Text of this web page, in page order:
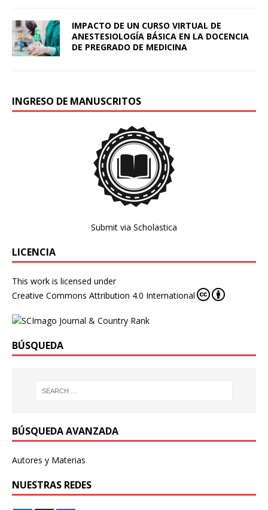
IMPACTO DE UN CURSO VIRTUAL DE
ANESTESIOLOGÍA BÁSICA EN LA DOCENCIA
DE PREGRADO DE MEDICINA
INGRESO DE MANUSCRITOS
Submit via Scholastica
LICENCIA
This work is licensed under
Creative Commons Attribution 4.0 International
BÚSQUEDA
BÚSQUEDA AVANZADA
Autores y Materias
NUESTRAS REDES